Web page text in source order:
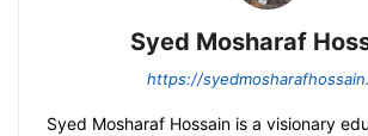
Syed Mosharaf
https://
Syed Mosharaf Hossain is a visionary